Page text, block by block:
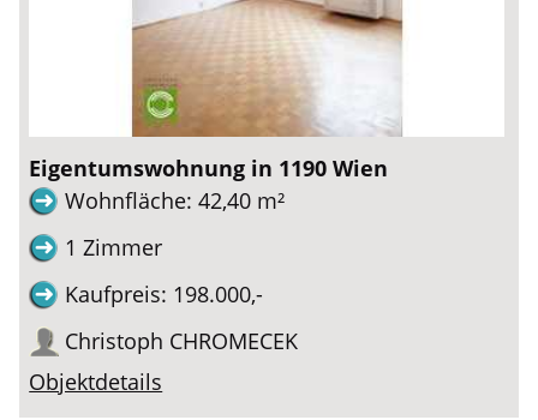
Eigentumswohnung in 1190 Wien
Wohnfläche: 42,40 m²
1 Zimmer
Kaufpreis: 198.000,-
Christoph CHROMECEK
Objektdetails